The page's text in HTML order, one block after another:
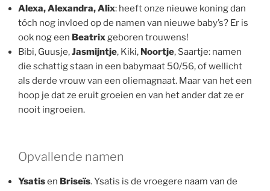
Alexa, Alexandra, Alix: heeft onze nieuwe koning dan
tóch nog invloed op de namen van nieuwe baby’s? Er is
ook nog een Beatrix geboren trouwens!
Bibi, Guusje,Jasmijntje, Kiki, Noortje, Saartje: namen
die schattig staan in een babymaat 50/56, of wellicht
als derde vrouw van een oliemagnaat. Maar van het een
hoop je dat ze eruit groeien en van het ander dat ze er
nooit ingroeien.
Opvallende namen
Ysatisen Briseïs. Ysatis is de vroegere naam van de